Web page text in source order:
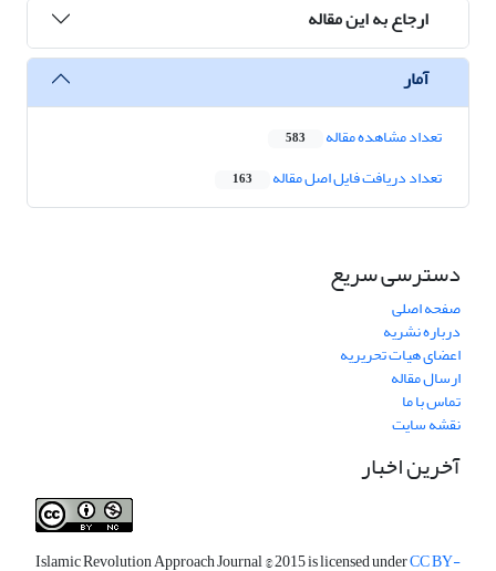
ارجاع به این مقاله
آمار
تعداد مشاهده مقاله 583
تعداد دریافت فایل اصل مقاله 163
دسترسی سریع
صفحه اصلی
درباره نشریه
اعضای هیات تحریریه
ارسال مقاله
تماس با ما
نقشه سایت
آخرین اخبار
Islamic Revolution Approach Journal© 2015 is licensed underCC BY-